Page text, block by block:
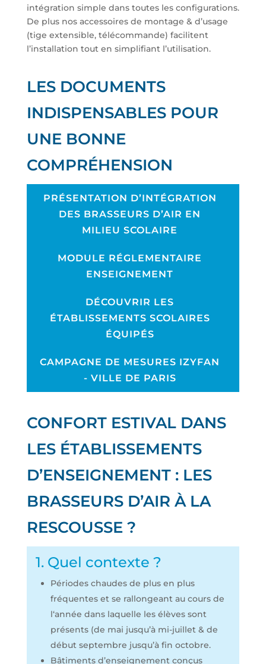
intégration simple dans toutes les configurations.
De plus nos accessoires de montage & d’usage
(tige extensible, télécommande) facilitent
l’installation tout en simplifiant l’utilisation.
LES DOCUMENTS
INDISPENSABLES POUR
UNE BONNE
COMPRÉHENSION
PRÉSENTATION D’INTÉGRATION
DES BRASSEURS D’AIR EN
MILIEU SCOLAIRE
MODULE RÉGLEMENTAIRE
ENSEIGNEMENT
DÉCOUVRIR LES
ÉTABLISSEMENTS SCOLAIRES
ÉQUIPÉS
CAMPAGNE DE MESURES IZYFAN
- VILLE DE PARIS
CONFORT ESTIVAL DANS
LES ÉTABLISSEMENTS
D’ENSEIGNEMENT : LES
BRASSEURS D’AIR À LA
RESCOUSSE ?
1. Quel contexte ?
Périodes chaudes de plus en plus
fréquentes et se rallongeant au cours de
l‘année dans laquelle les élèves sont
présents (de mai jusqu’à mi-juillet & de
début septembre jusqu’à fin octobre.
Bâtiments d’enseignement conçus